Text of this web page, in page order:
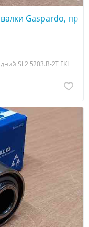
Gaspardo,
SL2 5203.B-2T FKL